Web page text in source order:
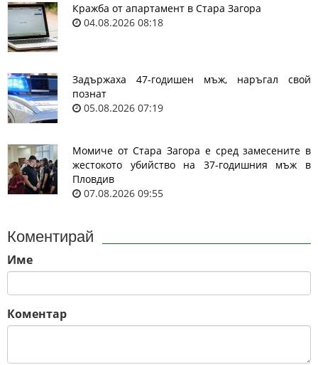
Кражба от апартамент в Стара Загора
04.08.2026 08:18
Задържаха 47-годишен мъж, наръгал свой
познат
05.08.2026 07:19
Момиче от Стара Загора е сред замесените в
жестокото убийство на 37-годишния мъж в
Пловдив
07.08.2026 09:55
Коментирай
Име
Коментар